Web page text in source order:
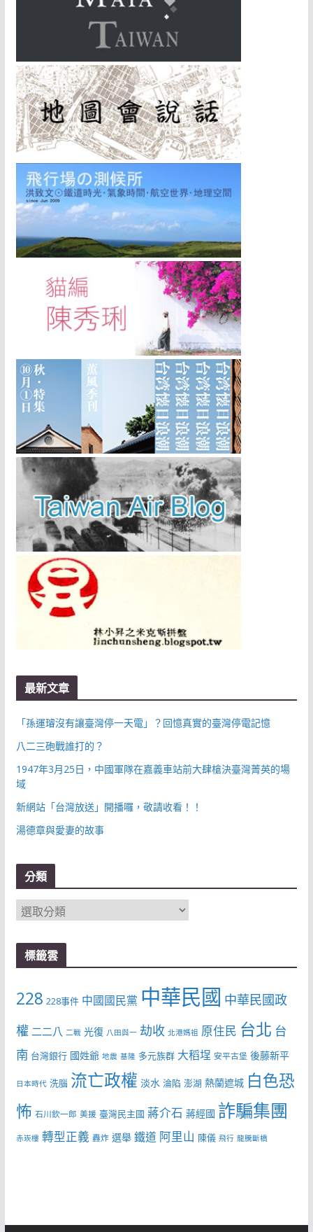
最新文章
「孫運璿沒有讓臺灣停一天電」？回憶真實的臺灣停電記憶
八二三砲戰誰打的？
1947年3月25日，中國軍隊在嘉義車站前大肆槍決臺灣菁英的場
域
新網站「台灣放送」開播囉，敬請收看！！
湯德章與愛妻的故事
分類
分
類
標籤雲
228 228事件 中國國民黨 中華民國 中華民國政
權 二二八 二戰 光復 八田與一 劫收 北港媽祖 原住民 台北 台
南 台灣銀行 國姓爺 地震 基隆 多元族群 大稻埕 安平古堡 後藤新平
日本時代 洗腦 流亡政權 淡水 淪陷 澎湖 熱蘭遮城 白色恐
怖 石川欽一郎 美援 臺灣民主國 蔣介石 蔣經國 詐騙集團
赤崁樓 轉型正義 轟炸 選舉 鐵道 阿里山 陳儀 飛行 龍騰斷橋